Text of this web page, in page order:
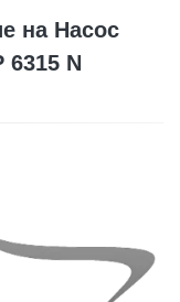
на Насос
6315 N